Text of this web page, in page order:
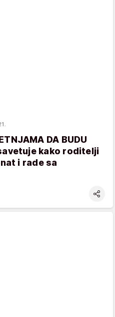
DA BUDU
kako roditelji
i rade sa